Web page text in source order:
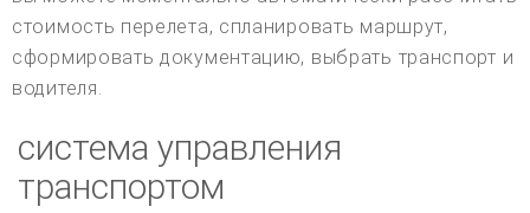
стоимость перелета, спланировать маршрут,
сформировать документацию, выбрать транспорт и
водителя.
система управления
транспортом